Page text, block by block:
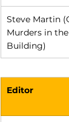
Steve Martin
Murders in the
Building)
Editor